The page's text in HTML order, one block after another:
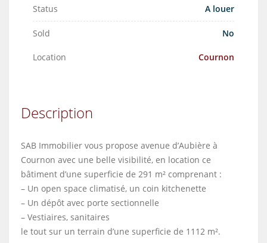
Status A louer
Sold No
Location Cournon
Description
SAB Immobilier vous propose avenue d’Aubière à
Cournon avec une belle visibilité, en location ce
bâtiment d’une superficie de 291 m² comprenant :
– Un open space climatisé, un coin kitchenette
– Un dépôt avec porte sectionnelle
– Vestiaires, sanitaires
le tout sur un terrain d’une superficie de 1112 m².